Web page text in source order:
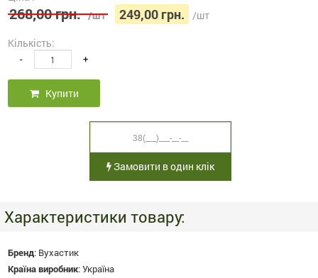
268,00 грн. /шт 249,00 грн. /шт
Кількість:
- +
Купити
Замовити в один клік
Характеристики товару:
Бренд: Вухастик
Країна виробник:Україна